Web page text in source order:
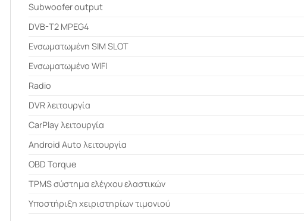
Subwoofer output
DVB-T2 MPEG4
Ενσωματωμένη SIM SLOT
Ενσωματωμένο WIFI
Radio
DVR λειτουργία
CarPlay λειτουργία
Android Auto λειτουργία
OBD Torque
ΤPMS σύστημα ελέγχου ελαστικών
Υποστήριξη χειριστηρίων τιμονιού